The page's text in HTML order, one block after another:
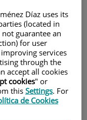
Díaz uses its
(located in
guarantee an
for user
services
through the
accept all cookies
cookies" or
this Settings. For
de Cookies